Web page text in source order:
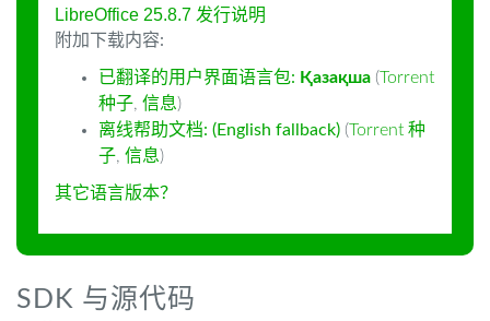
LibreOffice 25.8.7 发行说明
附加下载内容:
已翻译的用户界面语言包: Қазақша (Torrent
种子, 信息)
离线帮助文档: (English fallback) (Torrent 种
子, 信息)
其它语言版本？
SDK 与源代码